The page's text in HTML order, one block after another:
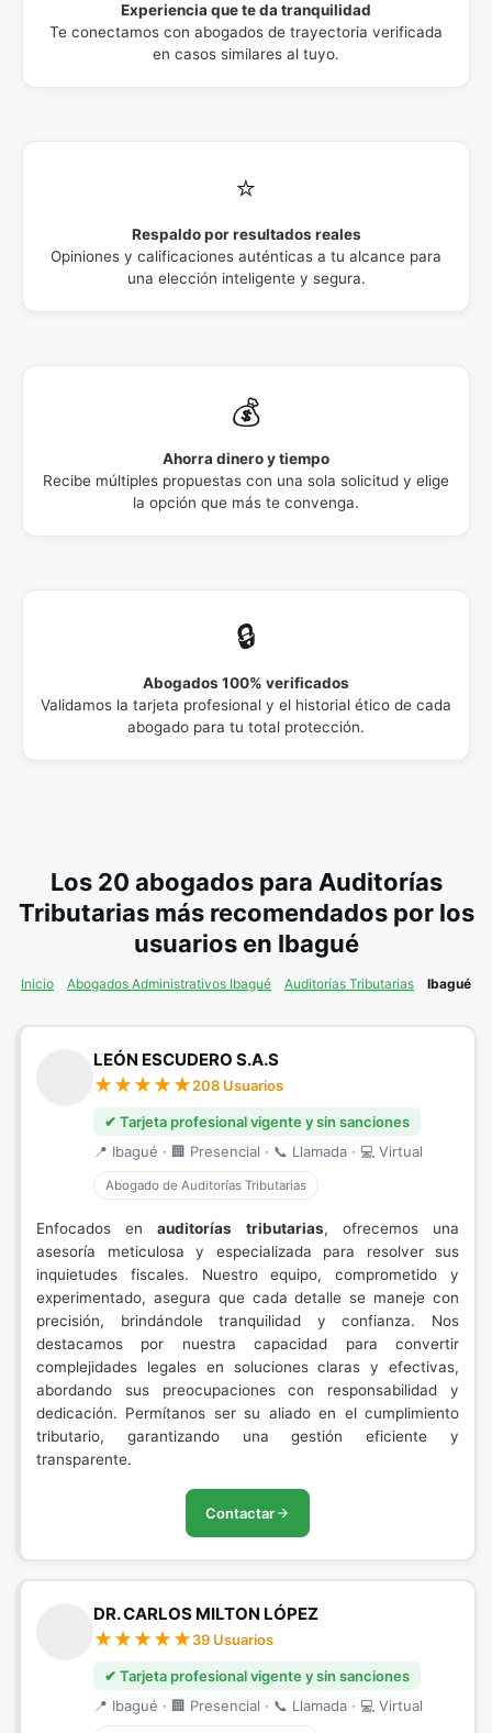
Experiencia que te da tranquilidad
Te conectamos con abogados de trayectoria verificada
en casos similares al tuyo.
⭐
Respaldo por resultados reales
Opiniones y calificaciones auténticas a tu alcance para
una elección inteligente y segura.
💰
Ahorra dinero y tiempo
Recibe múltiples propuestas con una sola solicitud y elige
la opción que más te convenga.
🔒
Abogados 100% verificados
Validamos la tarjeta profesional y el historial ético de cada
abogado para tu total protección.
Los 20 abogados para Auditorías
Tributarias más recomendados por los
usuarios en Ibagué
Inicio Abogados Administrativos Ibagué Auditorías Tributarias Ibagué
LEÓN ESCUDERO S.A.S
208 Usuarios
✔ Tarjeta profesional vigente y sin sanciones
📍 Ibagué · 🏢 Presencial · 📞 Llamada · 💻 Virtual
Abogado de Auditorías Tributarias
Enfocados enauditorías tributarias, ofrecemos una
asesoría meticulosa y especializada para resolver sus
inquietudes fiscales. Nuestro equipo, comprometido y
experimentado, asegura que cada detalle se maneje con
precisión, brindándole tranquilidad y confianza. Nos
destacamos por nuestra capacidad para convertir
complejidades legales en soluciones claras y efectivas,
abordando sus preocupaciones con responsabilidad y
dedicación. Permítanos ser su aliado en el cumplimiento
tributario, garantizando una gestión eficiente y
transparente.
Contactar
DR. CARLOS MILTON LÓPEZ
39 Usuarios
✔ Tarjeta profesional vigente y sin sanciones
📍 Ibagué · 🏢 Presencial · 📞 Llamada · 💻 Virtual